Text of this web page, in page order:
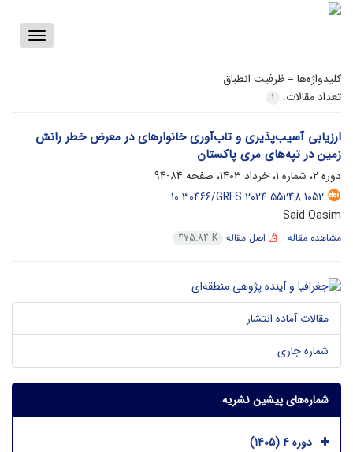
Toggle
کلیدواژه‌ها = ظرفیت انطباق
تعداد مقالات:
1
ارزیابی آسیب‌پذیری و تاب‌آوری خانوارهای در معرض خطر رانش
زمین در تپه‌های مری پاکستان
دوره 2، شماره 1، خرداد 1403، صفحه
84-94
10.30466/GRFS.2024.55248.1052
Said Qasim
مشاهده مقاله اصل مقاله 475.84 K
مقالات آماده انتشار
شماره جاری
شماره‌های پیشین نشریه
دوره 4 (1405)